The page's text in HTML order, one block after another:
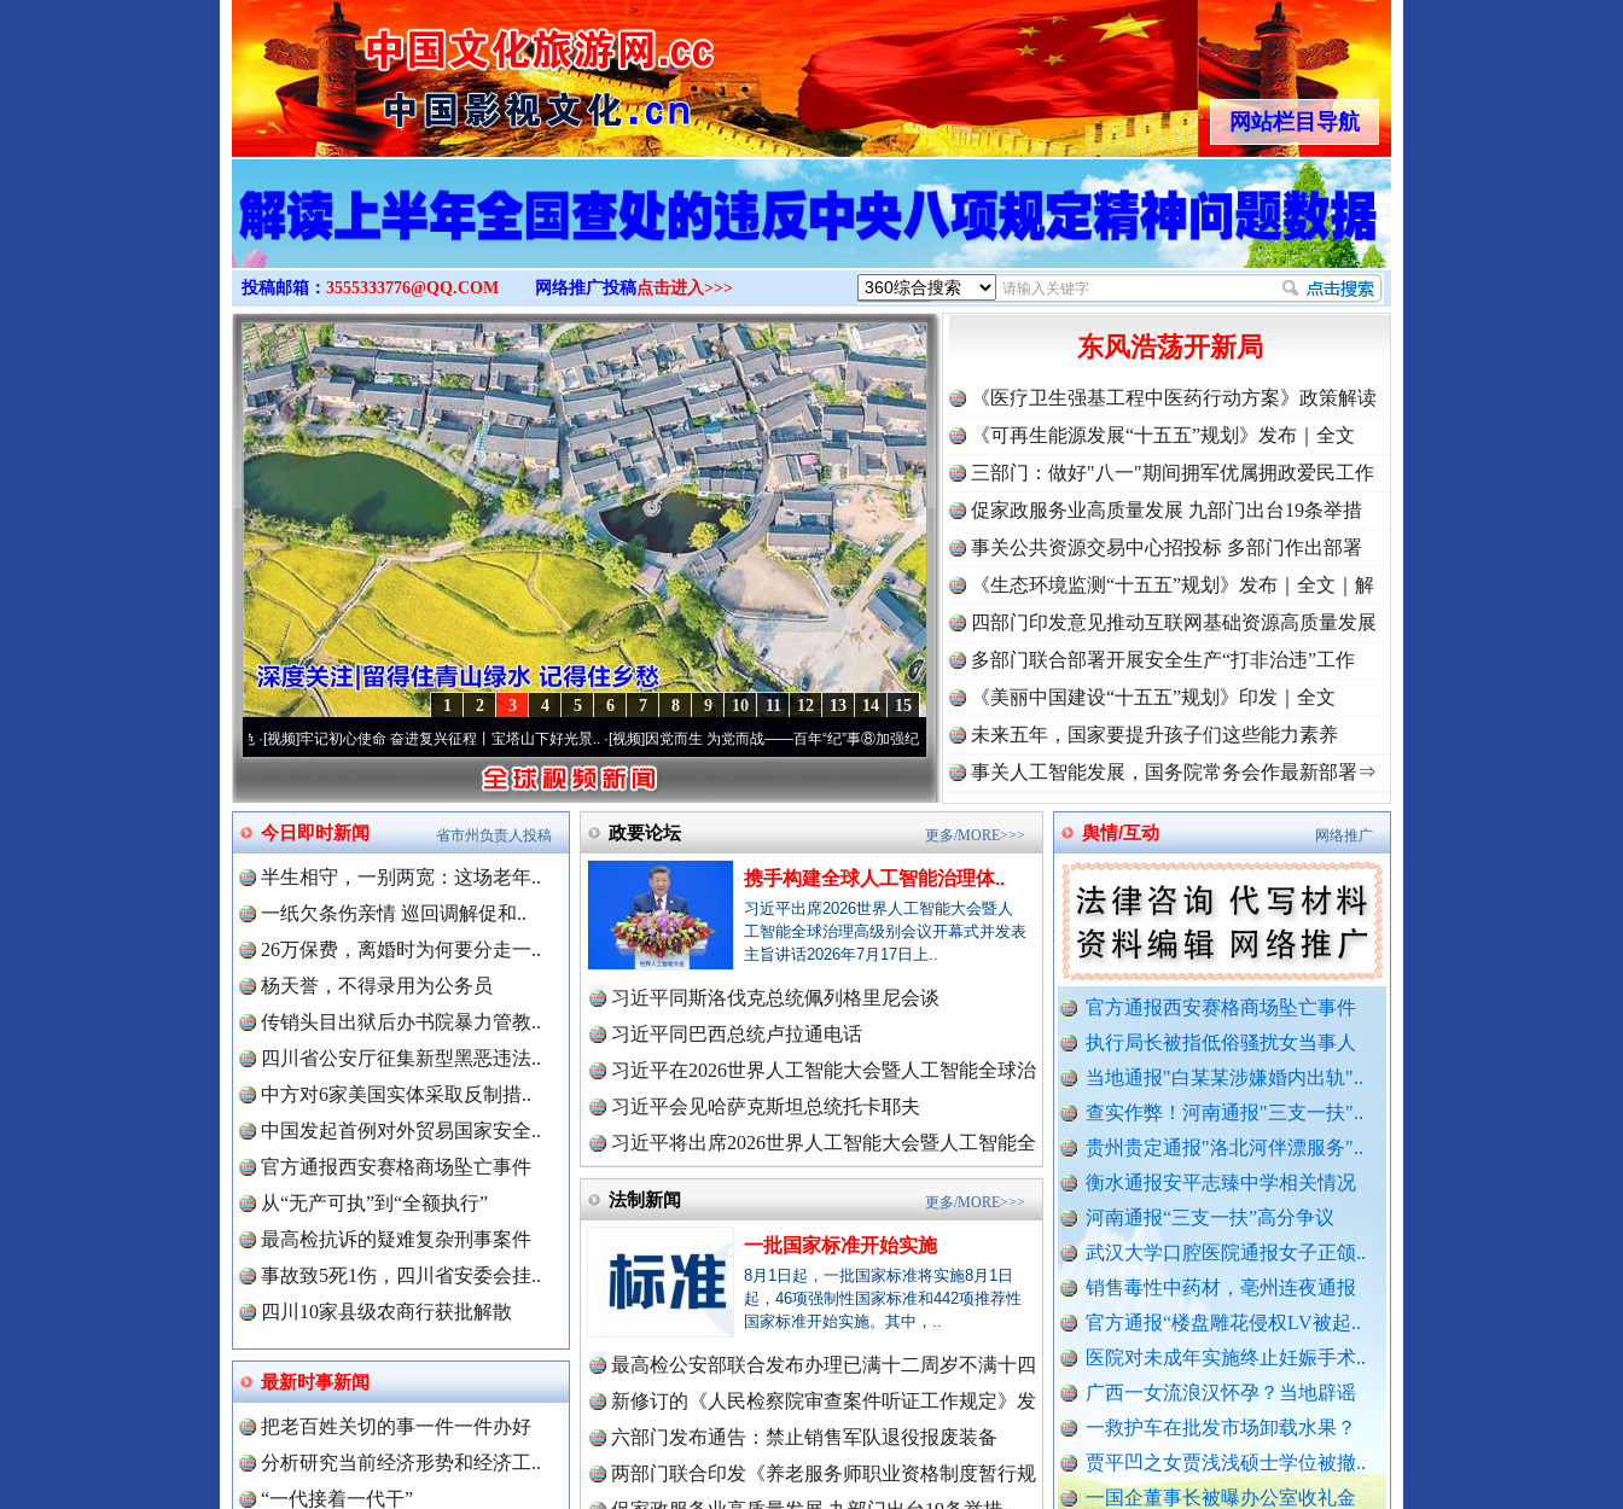
>
网站栏目导航
投稿邮箱： 3555333776@QQ.COM 网络推广投稿点击进入>>>
15
14
13
12
11
10
9
8
7
6
5
4
3
2
1
牢记初心使命 奋进复兴征程丨宝塔山下好光景..·[视频]因党而生 为党而战——百年“纪”事⑧加强纪律..·[视频]牢记初心使命 奋进复兴征程丨“转折之城”激荡..·[视频]牢记初心使命 奋进复兴征程丨红船起航处 潮起..
东风浩荡开新局
《医疗卫生强基工程中医药行动方案》政策解读
《可再生能源发展“十五五”规划》发布｜全文
三部门：做好"八一"期间拥军优属拥政爱民工作
促家政服务业高质量发展 九部门出台19条举措
事关公共资源交易中心招投标 多部门作出部署
《生态环境监测“十五五”规划》发布｜全文｜解
读
四部门印发意见推动互联网基础资源高质量发展
多部门联合部署开展安全生产“打非治违”工作
《美丽中国建设“十五五”规划》印发｜全文
未来五年，国家要提升孩子们这些能力素养
事关人工智能发展，国务院常务会作最新部署⇒
舆情/互动
官方通报西安赛格商场坠亡事件
执行局长被指低俗骚扰女当事人
当地通报"白某某涉嫌婚内出轨"..
查实作弊！河南通报"三支一扶"..
贵州贵定通报"洛北河伴漂服务"..
衡水通报安平志臻中学相关情况
河南通报“三支一扶”高分争议
武汉大学口腔医院通报女子正颌..
销售毒性中药材，亳州连夜通报
官方通报“楼盘雕花侵权LV被起..
医院对未成年实施终止妊娠手术..
广西一女流浪汉怀孕？当地辟谣
一救护车在批发市场卸载水果？
贾平凹之女贾浅浅硕士学位被撤..
一国企董事长被曝办公室收礼金
官方通报西安赛格商场坠亡事件
执行局长被指低俗骚扰女当事人
当地通报"白某某涉嫌婚内出轨"..
查实作弊！河南通报"三支一扶"..
贵州贵定通报"洛北河伴漂服务"..
衡水通报安平志臻中学相关情况
河南通报“三支一扶”高分争议
武汉大学口腔医院通报女子正颌..
销售毒性中药材，亳州连夜通报
网络推广
今日即时新闻
半生相守，一别两宽：这场老年..
一纸欠条伤亲情 巡回调解促和..
26万保费，离婚时为何要分走一..
杨天誉，不得录用为公务员
传销头目出狱后办书院暴力管教..
四川省公安厅征集新型黑恶违法..
中方对6家美国实体采取反制措..
中国发起首例对外贸易国家安全..
官方通报西安赛格商场坠亡事件
从“无产可执”到“全额执行”
最高检抗诉的疑难复杂刑事案件
事故致5死1伤，四川省安委会挂..
四川10家县级农商行获批解散
最新时事新闻
把老百姓关切的事一件一件办好
分析研究当前经济形势和经济工..
“一代接着一代干”
省市州负责人投稿 政要论坛
携手构建全球人工智能治理体..
习近平出席2026世界人工智能大会暨人
工智能全球治理高级别会议开幕式并发表
主旨讲话2026年7月17日上..
习近平同斯洛伐克总统佩列格里尼会谈
习近平同巴西总统卢拉通电话
习近平在2026世界人工智能大会暨人工智能全球治
理高级..
习近平会见哈萨克斯坦总统托卡耶夫
习近平将出席2026世界人工智能大会暨人工智能全
球治理..
更多/MORE>>>
法制新闻
一批国家标准开始实施
8月1日起，一批国家标准将实施8月1日
起，46项强制性国家标准和442项推荐性
国家标准开始实施。其中，..
最高检公安部联合发布办理已满十二周岁不满十四
周岁未..
新修订的《人民检察院审查案件听证工作规定》发
布
六部门发布通告：禁止销售军队退役报废装备
两部门联合印发《养老服务师职业资格制度暂行规
更多/MORE>>>
“后车司机肯定在骂我” 全民健身五年计划来了！等你上场 外交部发布重磅视频
世界屋脊 天路回响 永葆“两个先锋队”本色 “转折之城”激荡奋进脉搏